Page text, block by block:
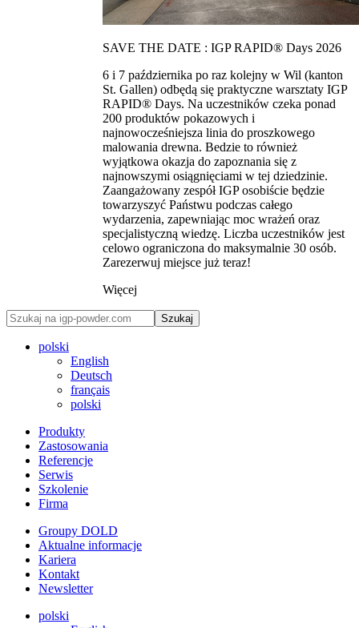
SAVE THE DATE : IGP RAPID® Days 2026
6 i 7 października po raz kolejny w Wil (kanton
St. Gallen) odbędą się praktyczne warsztaty IGP
RAPID® Days. Na uczestników czeka ponad
200 produktów pokazowych i
najnowocześniejsza linia do proszkowego
malowania drewna. Bedzie to również
wyjątkowa okazja do zapoznania się z
najnowszymi osiągnięciami w tej dziedzinie.
Zaangażowany zespół IGP osobiście będzie
towarzyszyć Państwu podczas całego
wydarzenia, zapewniając moc wrażeń oraz
specjalistyczną wiedzę. Liczba uczestników jest
celowo ograniczona do maksymalnie 30 osób.
Zarezerwuj miejsce już teraz!
Więcej
Szukaj
polski
English
Deutsch
français
polski
Produkty
Zastosowania
Referencje
Serwis
Szkolenie
Firma
Groupy DOLD
Aktualne informacje
Kariera
Kontakt
Newsletter
polski